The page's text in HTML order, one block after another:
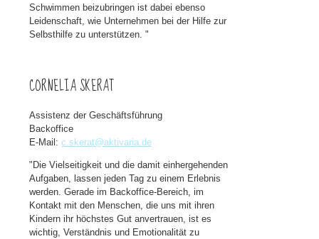
Schwimmen beizubringen ist dabei ebenso
Leidenschaft, wie Unternehmen bei der Hilfe zur
Selbsthilfe zu unterstützen. "
CORNELIA SKERAT
Assistenz der Geschäftsführung
Backoffice
E-Mail: c.skerat@aktivaria.de
"Die Vielseitigkeit und die damit einhergehenden
Aufgaben, lassen jeden Tag zu einem Erlebnis
werden. Gerade im Backoffice-Bereich, im
Kontakt mit den Menschen, die uns mit ihren
Kindern ihr höchstes Gut anvertrauen, ist es
wichtig, Verständnis und Emotionalität zu